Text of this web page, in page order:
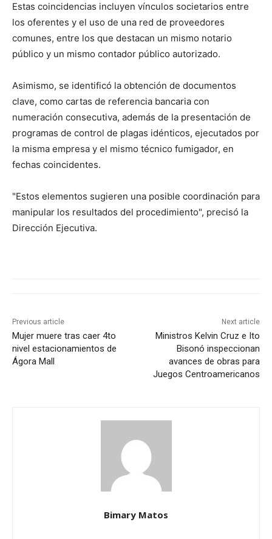
Estas coincidencias incluyen vínculos societarios entre
los oferentes y el uso de una red de proveedores
comunes, entre los que destacan un mismo notario
público y un mismo contador público autorizado.
Asimismo, se identificó la obtención de documentos
clave, como cartas de referencia bancaria con
numeración consecutiva, además de la presentación de
programas de control de plagas idénticos, ejecutados por
la misma empresa y el mismo técnico fumigador, en
fechas coincidentes.
"Estos elementos sugieren una posible coordinación para
manipular los resultados del procedimiento", precisó la
Dirección Ejecutiva.
Previous article
Mujer muere tras caer 4to
nivel estacionamientos de
Ágora Mall
Next article
Ministros Kelvin Cruz e Ito
Bisonó inspeccionan
avances de obras para
Juegos Centroamericanos
Bimary Matos